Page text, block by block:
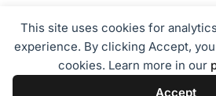
This site uses cookies for
experience. By clicking Accept,
cookies. Learn more in our
Accept
Tentang Kami Redaksi